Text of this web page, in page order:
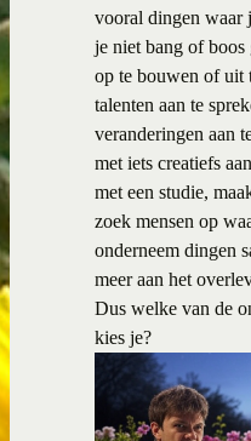
vooral dingen waar
je niet bang of boos
op te bouwen of uit
talenten aan te
veranderingen aan
met iets creatiefs
met een studie,
zoek mensen op
onderneem dingen
meer aan het
Dus welke van de
kies je?